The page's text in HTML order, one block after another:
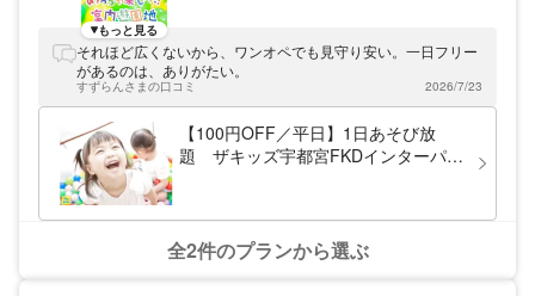
るだけとスムーズに入場できます。道の駅う
つのみや ろまんちっく村 湯処あぐりのお得
なクーポンを使って、自然溢れる道の駅と温
泉を楽しんでみてください。
もっと見る
それほど広くないから、ワンオペでも見守り安い。一日フリー
があるのは、ありがたい。
すずらんさまの口コミ 2026/7/23
【100円OFF／平日】1日あそび放
題 ザキッズ宇都宮FKDインターパー
全2件のプランから選ぶ